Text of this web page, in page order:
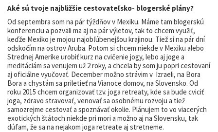
Aké sú tvoje najbližšie cestovateľsko- blogerské plány?
Od septembra som na pár týždňov v Mexiku. Máme tam blogerskú
konferenciu a pozvali ma aj na pár výletov, tak to chcem využiť,
keďže Mexiko je mojou najobľúbenejšou krajinou. Tiež si na pár dní
odskočím na ostrov Aruba. Potom si chcem niekde v Mexiku alebo
Strednej Amerike urobiť kurz na cvičenie jogy, lebo aj joge a
meditáciám sa venujem už 2 roky, a chcela by som ju popri cestovaní
aj oficiálne vyučovať. December možno strávim v Izraeli, na Bora
Bora a chystám sa priletieť na Vianoce domov, na Slovensko. Od
roku 2015 chcem organizovať tzv. joga retreaty, kde sa bude cviciť
joga, zdravo stravovať, venovať sa osobnému rozvoju a tiež
samozrejme cestovať a spoznávať okolie. Plánujem to vo viacerých
exotických štátoch niekde pri mori a možno aj na Slovensku, tak
dúfam, že sa na nejakom joga retreate aj stretneme.